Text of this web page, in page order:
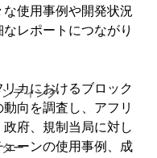
ディング
ー
使用事例や開発状況
レポートにつながり
カにおけるブロック
向を調査し、アフリ
府、規制当局に対し
ーンの使用事例、成